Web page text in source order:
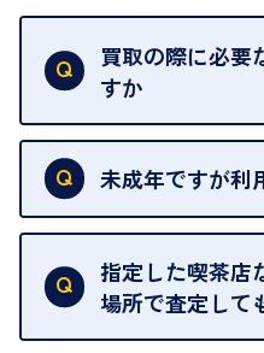
買取の際に必要
すか
本人確認書類をご用
類はこちらをご確認
未成年ですが利
18歳未満の方は、保
ただけません。
指定した喫茶店
場所で査定して